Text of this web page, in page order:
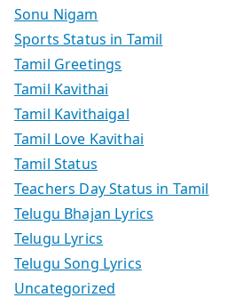
Sonu Nigam
Sports Status in Tamil
Tamil Greetings
Tamil Kavithai
Tamil Kavithaigal
Tamil Love Kavithai
Tamil Status
Teachers Day Status in Tamil
Telugu Bhajan Lyrics
Telugu Lyrics
Telugu Song Lyrics
Uncategorized